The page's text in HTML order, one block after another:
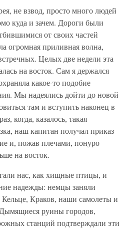
не взвод, просто много людей
куда и зачем. Дороги были
от своих частей
огромная приливная волна,
Целых две недели эта
на восток. Сам я держался
какое-то подобие
Мы надеялись дойти до новой
там и вступить наконец в
когда, казалось, такая
наш капитан получал приказ
и, пожав плечами, понуро
на восток.
нас, как хищные птицы, и
надежды: немцы заняли
Краков, наши самолеты и
руины городов,
станций подтверждали эти